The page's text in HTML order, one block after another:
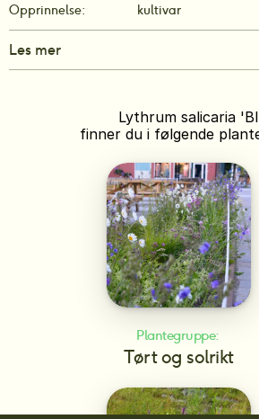
Opprinnelse: kultivar
Les mer
Lythrum salicaria
finner du i følgende
Plantegruppe:
Tørt og solrikt